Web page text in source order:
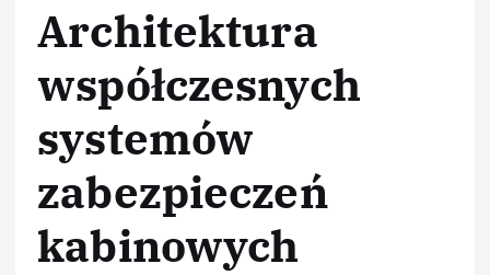
Architektura
współczesnych
systemów
zabezpieczeń
kabinowych